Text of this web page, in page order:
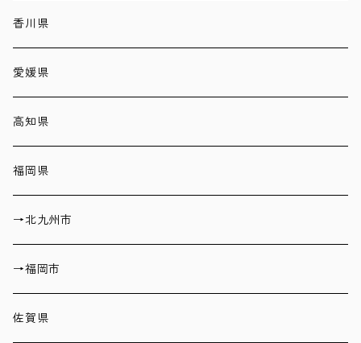
香川県
愛媛県
高知県
福岡県
→北九州市
→福岡市
佐賀県